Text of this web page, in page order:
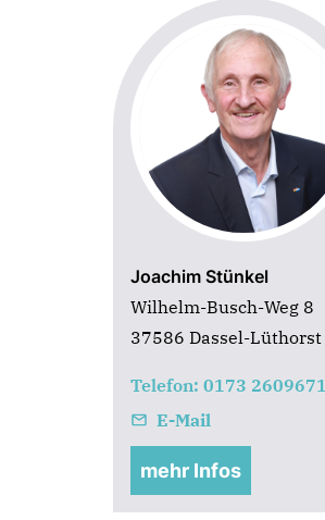
Joachim Stünkel
Wilhelm-Busch-Weg 8
37586 Dassel-Lüthorst
Telefon: 0173 2609671
E-Mail
mehr Infos